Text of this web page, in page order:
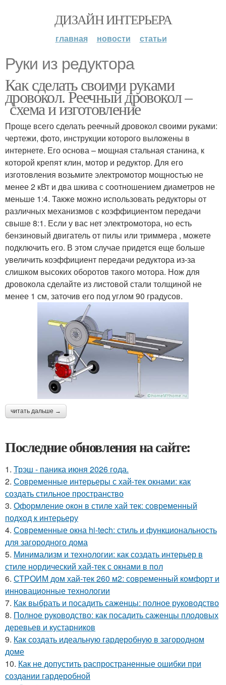
ДИЗАЙН ИНТЕРЬЕРА
главная новости статьи
Руки из редуктора
Как сделать своими руками
дровокол. Реечный дровокол –
схема и изготовление
Проще всего сделать реечный дровокол своими руками:
чертежи, фото, инструкции которого выложены в
интернете. Его основа – мощная стальная станина, к
которой крепят клин, мотор и редуктор. Для его
изготовления возьмите электромотор мощностью не
менее 2 кВт и два шкива с соотношением диаметров не
меньше 1:4. Также можно использовать редукторы от
различных механизмов с коэффициентом передачи
свыше 8:1. Если у вас нет электромотора, но есть
бензиновый двигатель от пилы или триммера , можете
подключить его. В этом случае придется еще больше
увеличить коэффициент передачи редуктора из-за
слишком высоких оборотов такого мотора. Нож для
дровокола сделайте из листовой стали толщиной не
менее 1 см, заточив его под углом 90 градусов.
читать дальше →
Последние обновления на сайте:
1. Трэш - паника июня 2026 года.
2. Современные интерьеры с хай-тек окнами: как
создать стильное пространство
3. Оформление окон в стиле хай тек: современный
подход к интерьеру
4. Современные окна hi-tech: стиль и функциональность
для загородного дома
5. Минимализм и технологии: как создать интерьер в
стиле нордический хай-тек с окнами в пол
6. СТРОИМ дом хай-тек 260 м2: современный комфорт и
инновационные технологии
7. Как выбрать и посадить саженцы: полное руководство
8. Полное руководство: как посадить саженцы плодовых
деревьев и кустарников
9. Как создать идеальную гардеробную в загородном
доме
10. Как не допустить распространенные ошибки при
создании гардеробной